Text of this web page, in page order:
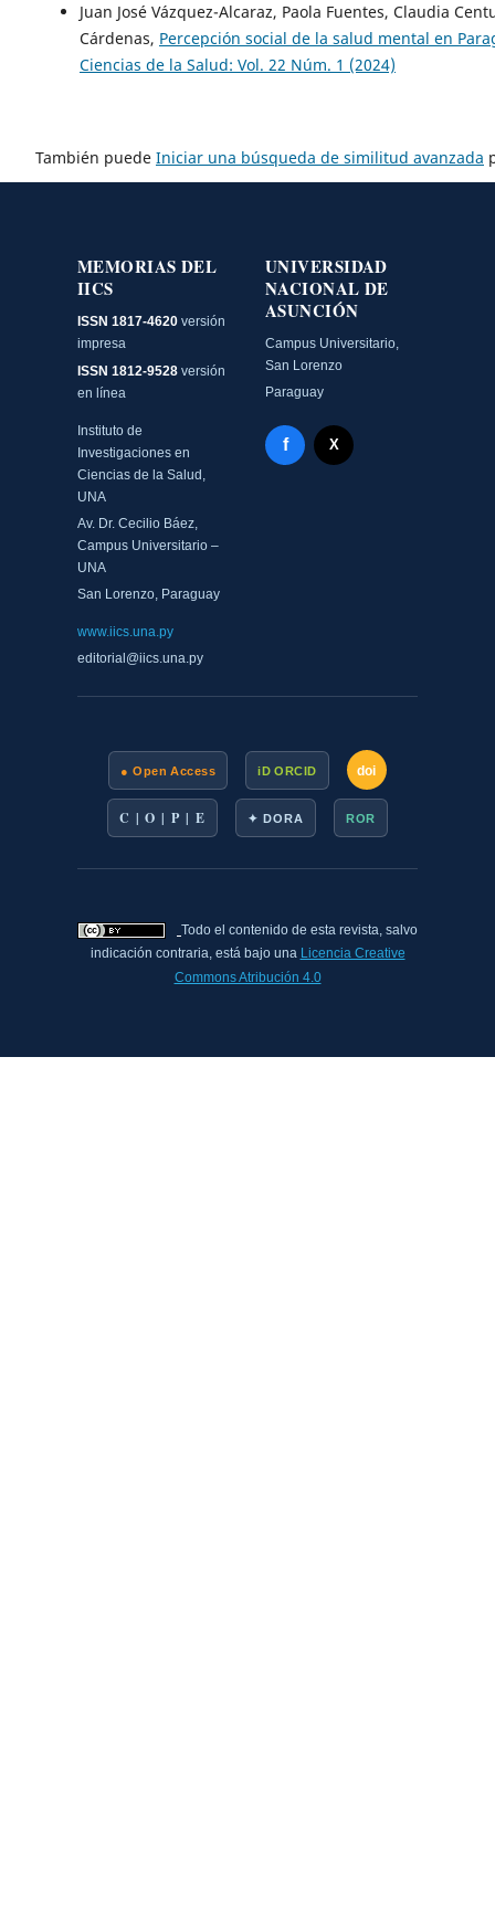
Juan José Vázquez-Alcaraz, Paola Fuentes, Claudia
Cárdenas, Percepción social de la salud mental en
Ciencias de la Salud: Vol. 22 Núm. 1 (2024)
También puede Iniciar una búsqueda de similitud avanzada
MEMORIAS DEL
IICS
ISSN 1817-4620 versión
impresa
ISSN 1812-9528 versión
en línea
Instituto de
Investigaciones en
Ciencias de la Salud,
UNA
Av. Dr. Cecilio Báez,
Campus Universitario –
UNA
San Lorenzo, Paraguay
www.iics.una.py
editorial@iics.una.py
UNIVERSIDAD
NACIONAL DE
ASUNCIÓN
Campus Universitario,
San Lorenzo
Paraguay
Facebook - Memorias del
f X Twitter - MIICS UNA
X
● Open Access iD ORCID doi
C | O | P | E ✦ DORA ROR
Todo el contenido de esta revista, salvo
indicación contraria, está bajo una Licencia Creative
Commons Atribución 4.0